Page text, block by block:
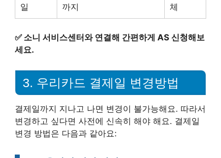
일
까지
체
✅ 소니 서비스센터와 연결해 간편하게 AS 신청해보
세요.
3. 우리카드 결제일 변경방법
결제일까지 지나고 나면 변경이 불가능해요. 따라서
변경하고 싶다면 사전에 신속히 해야 해요. 결제일
변경 방법은 다음과 같아요: